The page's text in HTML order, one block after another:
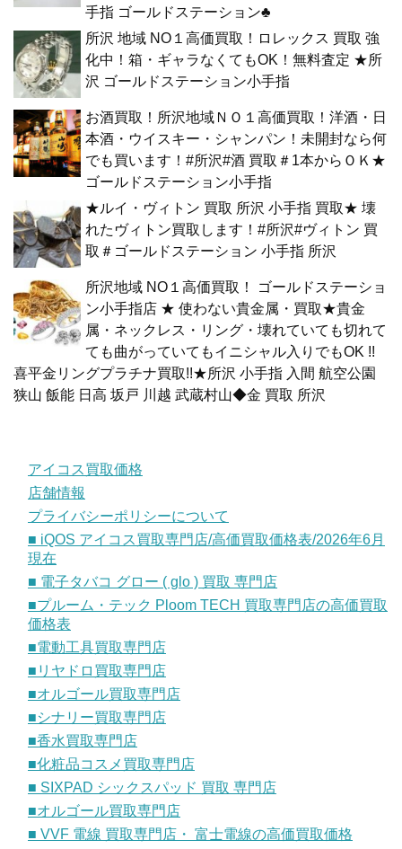
手指 ゴールドステーション♣
所沢 地域 NO１高価買取！ロレックス 買取 強
化中！箱・ギャラなくてもOK！無料査定 ★所
沢 ゴールドステーション小手指
お酒買取！所沢地域ＮＯ１高価買取！洋酒・日
本酒・ウイスキー・シャンパン！未開封なら何
でも買います！#所沢#酒 買取＃1本からＯＫ★
ゴールドステーション小手指
★ルイ・ヴィトン 買取 所沢 小手指 買取★ 壊
れたヴィトン買取します！#所沢#ヴィトン 買
取＃ゴールドステーション 小手指 所沢
所沢地域 NO１高価買取！ ゴールドステーショ
ン小手指店 ★ 使わない貴金属・買取★貴金
属・ネックレス・リング・壊れていても切れて
ても曲がっていてもイニシャル入りでもOK !!
喜平金リングプラチナ買取!!★所沢 小手指 入間 航空公園
狭山 飯能 日高 坂戸 川越 武蔵村山◆金 買取 所沢
アイコス買取価格
店舗情報
プライバシーポリシーについて
■ iQOS アイコス買取専門店/高価買取価格表/2026年6月
現在
■ 電子タバコ グロー ( glo ) 買取 専門店
■プルーム・テック Ploom TECH 買取専門店の高価買取
価格表
■電動工具買取専門店
■リヤドロ買取専門店
■オルゴール買取専門店
■シナリー買取専門店
■香水買取専門店
■化粧品コスメ買取専門店
■ SIXPAD シックスパッド 買取 専門店
■オルゴール買取専門店
■ VVF 電線 買取専門店・ 富士電線の高価買取価格